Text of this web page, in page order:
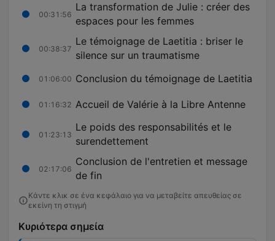
00:31:56
La transformation de Julie : créer des
espaces pour les femmes
00:38:37
Le témoignage de Laetitia : briser le
silence sur un traumatisme
01:06:00 Conclusion du témoignage de Laetitia
01:16:32 Accueil de Valérie à la Libre Antenne
01:23:13
Le poids des responsabilités et le
surendettement
02:17:06
Conclusion de l'entretien et message
de fin
Κάντε κλικ σε ένα κεφάλαιο για να μεταβείτε απευθείας σε
εκείνη τη στιγμή
Κυριότερα σημεία